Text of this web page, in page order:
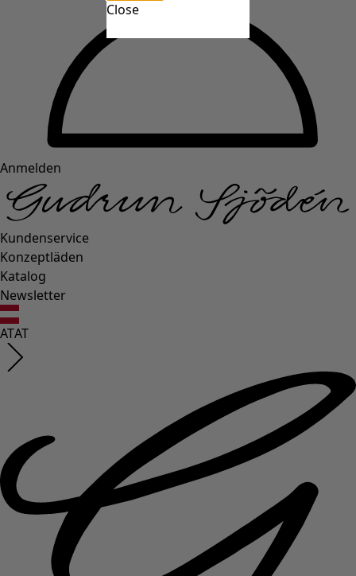
Anmelden
Kundenservice
Konzeptläden
Katalog
Newsletter
ATAT
Close